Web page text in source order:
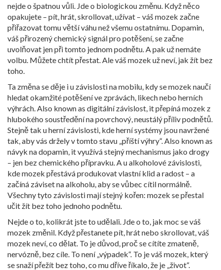
nejde o špatnou vůli. Jde o biologickou změnu. Když něco
opakujete – pít, hrát, skrollovat, užívat – váš mozek začne
přiřazovat tomu větší váhu než všemu ostatnímu. Dopamin,
váš přirozený chemický signál pro potěšení, se začne
uvolňovat jen při tomto jednom podnětu. A pak už nemáte
volbu. Můžete chtít přestat. Ale váš mozek už neví, jak žít bez
toho.
Ta změna se děje i u závislosti na mobilu, kdy se mozek naučí
hledat okamžité potěšení ve zprávách, likech nebo herních
výhrách. Also known as digitální závislost, itpřepíná mozek z
hlubokého soustředění na povrchový, neustálý příliv podnětů.
Stejně tak uherní závislosti, kde herní systémy jsou navržené
tak, aby vás držely v tomto stavu „příští výhry“. Also known as
návyk na dopamin, itvyužívá stejný mechanismus jako drogy
– jen bez chemického přípravku.A ualkoholové závislosti,
kde mozek přestává produkovat vlastní klid a radost – a
začíná záviset na alkoholu, aby se vůbec cítil normálně.
Všechny tyto závislosti mají stejný kořen: mozek se přestal
učit žít bez toho jednoho podnětu.
Nejde o to, kolikrát jste to udělali. Jde o to, jak moc se váš
mozek změnil. Když přestanete pít, hrát nebo skrollovat, váš
mozek neví, co dělat. To je důvod, proč se cítíte zmateně,
nervózně, bez cíle. To není „výpadek“. To je váš mozek, který
se snaží přežít bez toho, co mu dříve říkalo, že je „život“.